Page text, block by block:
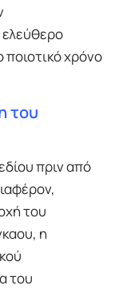
χρόνο
του
πριν από
του
η
του